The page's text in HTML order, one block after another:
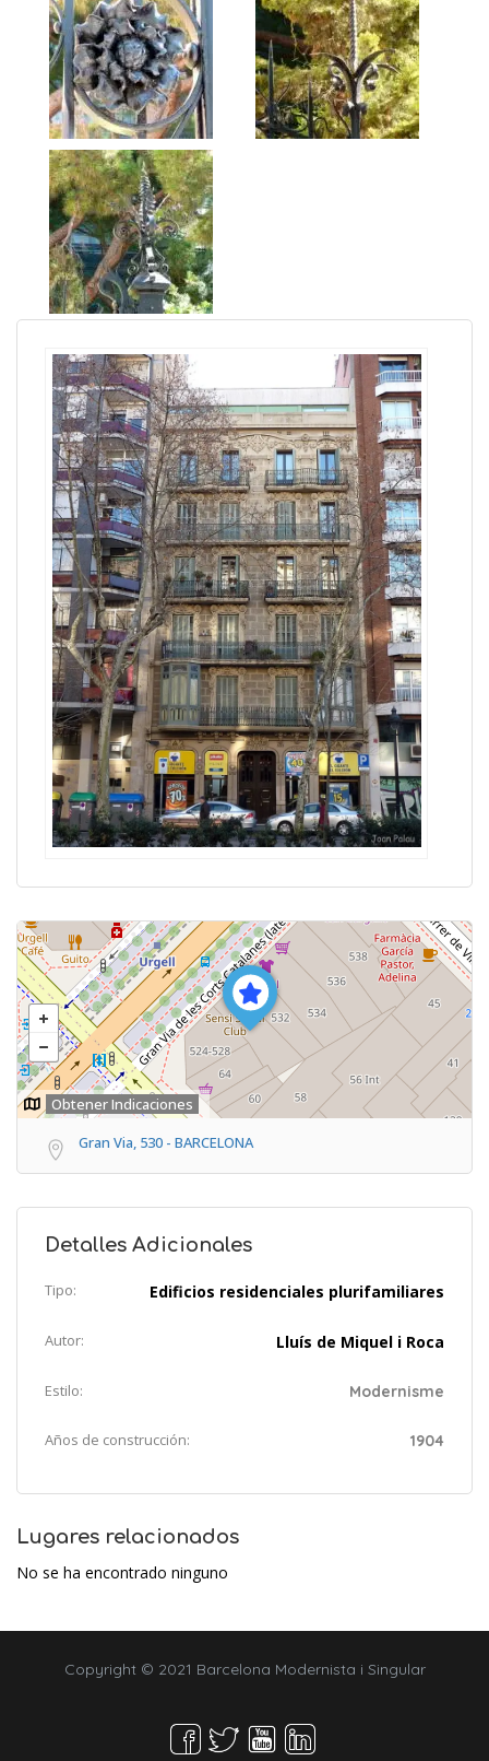
Obtener Indicaciones
Gran Via, 530 - BARCELONA
Detalles Adicionales
Tipo: Edificios residenciales plurifamiliares
Autor: Lluís de Miquel i Roca
Estilo: Modernisme
Años de construcción: 1904
Lugares relacionados
No se ha encontrado ninguno
Copyright © 2021 Barcelona Modernista i Singular